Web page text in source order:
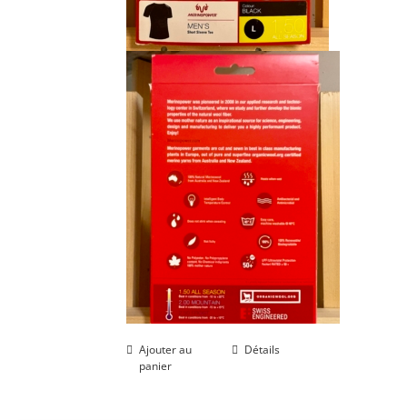
Ajouter au
panier
Détails